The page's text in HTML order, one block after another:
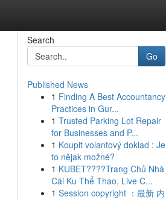
Search
Go
Published News
1 Finding A Best Accountancy
Practices in Gur...
1 Trusted Parking Lot Repair
for Businesses and P...
1 Koupit volantový doklad : Je
to nějak možné?
1 KUBET????️Trang Chủ Nhà
Cái Ku Thể Thao, Live C...
1 Session copyright ：最新 内